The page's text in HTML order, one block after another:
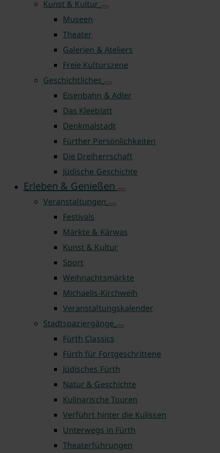
Kunst & Kultur
Museen
Theater
Galerien & Ateliers
Freie Kulturszene
Geschichtliches
Eisenbahn & Adler
Das Kleeblatt
Denkmalstadt
Fürther Persönlichkeiten
Die Dreiherrschaft
Jüdische Geschichte
Erleben & Genießen
Veranstaltungen
Festivals
Märkte & Kärwas
Kunst & Kultur
Sport
Weihnachtsmärkte
Michaelis-Kirchweih
Veranstaltungskalender
Stadtspaziergänge
Fürth Classics
Fürth für Fortgeschrittene
Jüdisches Fürth
Natur & Geschichte
Kulinarische Touren
Verführt hinter die Kulissen
Unterwegs in Fürth
Theaterführungen